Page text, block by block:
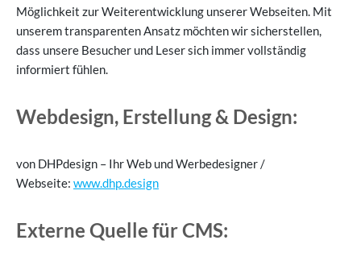
Möglichkeit zur Weiterentwicklung unserer Webseiten. Mit
unserem transparenten Ansatz möchten wir sicherstellen,
dass unsere Besucher und Leser sich immer vollständig
informiert fühlen.
Webdesign, Erstellung & Design:
von DHPdesign – Ihr Web und Werbedesigner /
Webseite: www.dhp.design
Externe Quelle für CMS: